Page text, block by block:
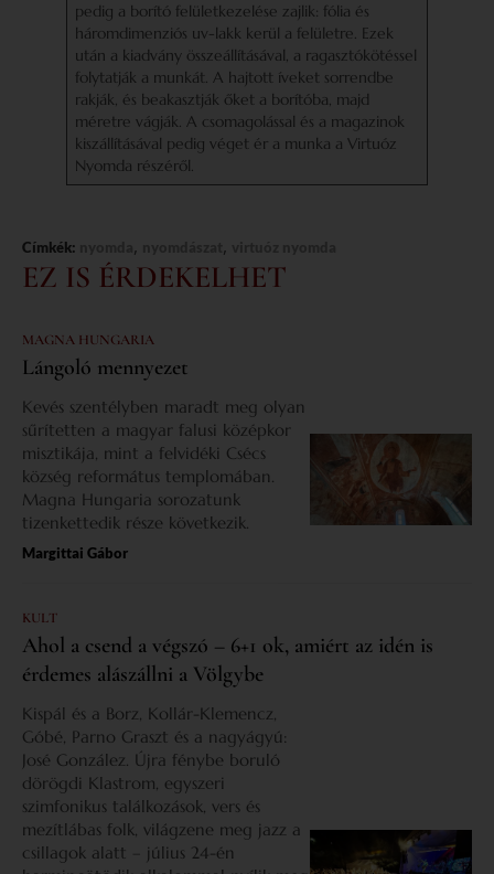
pedig a borító felületkezelése zajlik: fólia és
háromdimenziós uv-lakk kerül a felületre. Ezek
után a kiadvány összeállításával, a ragasztókötéssel
folytatják a munkát. A hajtott íveket sorrendbe
rakják, és beakasztják őket a borítóba, majd
méretre vágják. A csomagolással és a magazinok
kiszállításával pedig véget ér a munka a Virtuóz
Nyomda részéről.
Címkék: , ,
EZ IS ÉRDEKELHET
MAGNA HUNGARIA
Lángoló mennyezet
Kevés szentélyben maradt meg olyan
sűrítetten a magyar falusi középkor
misztikája, mint a felvidéki Csécs
község református templomában.
Magna Hungaria sorozatunk
tizenkettedik része következik.
Margittai Gábor
KULT
Ahol a csend a végszó – 6+1 ok, amiért az idén is
érdemes alászállni a Völgybe
Kispál és a Borz, Kollár-Klemencz,
Góbé, Parno Graszt és a nagyágyú:
José González. Újra fénybe boruló
dörögdi Klastrom, egyszeri
szimfonikus találkozások, vers és
mezítlábas folk, világzene meg jazz a
csillagok alatt – július 24-én